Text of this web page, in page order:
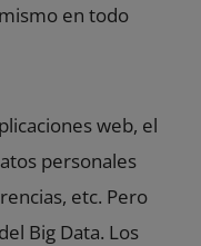
en todo
web, el
personales
etc. Pero
Big Data. Los